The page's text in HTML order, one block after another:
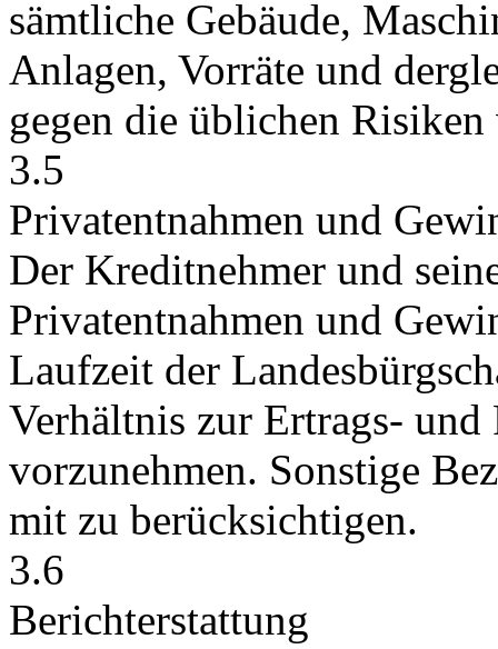
sämtliche Gebäude,
Anlagen, Vorräte und
gegen die üblichen
3.5
Privatentnahmen und
Der Kreditnehmer und
Privatentnahmen und
Laufzeit der
Verhältnis zur Ertrags- und
vorzunehmen. Sonstige
mit zu berücksichtigen.
3.6
Berichterstattung